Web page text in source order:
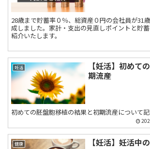
28歳まで貯蓄率０％、総資産０円の会社員が31
成しました。家計・支出の見直しポイントと貯
紹介いたします。
妊活
【妊活】初めて
期流産
初めての胚盤胞移植の結果と初期流産について記
健康 【妊活】妊活中